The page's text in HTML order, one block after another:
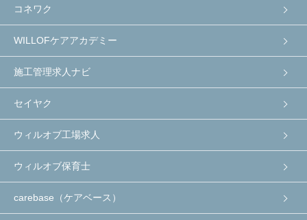
コネワク
WILLOFケアアカデミー
施工管理求人ナビ
セイヤク
ウィルオブ工場求人
ウィルオブ保育士
carebase（ケアベース）